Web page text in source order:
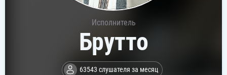
Исполнитель
Брутто
63543 слушателя за месяц